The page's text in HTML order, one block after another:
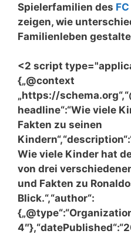
Spielerfamilien des
zeigen, wie
Familienleben
<2 script
{„@context
„https://
headline“:“Wie viele
Fakten zu seinen
Wie viele Kinder hat
von drei
und Fakten zu
Blick.“,“author“: